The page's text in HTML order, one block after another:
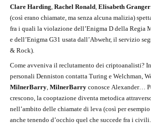
Clare Harding Rachel Ronald Elisabeth Granger
(così erano chiamate, ma senza alcuna malizia)
fra i quali la violazione dell’Enigma D della Regia
e dell’Enigma G31 usata dall’Abwehr, il servizio
& Rock).
Come avveniva il reclutamento dei criptoanalisti?
personali Denniston contatta Turing e Welchman,
Milner­Barry Milner­Barry conosce Alexander…
crescono, la cooptazione diventa metodica
nell’ambito delle chiamate di leva (così per
anche tenendo d’occhio quel che succede fra i civili.